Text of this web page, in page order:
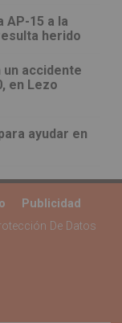
AP-15 a la
herido
un accidente
en Lezo
ayudar en
Publicidad
De Datos